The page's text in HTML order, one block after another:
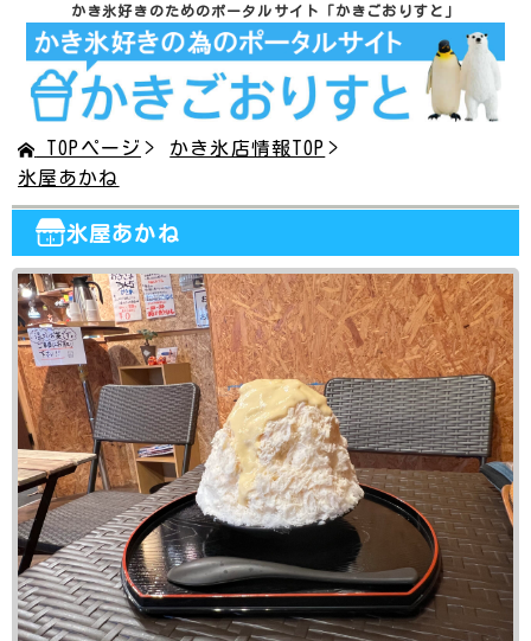
かき氷好きのためのポータルサイト 「かきごおりすと」
TOPページ
かき氷店情報TOP
氷屋あかね
氷屋あかね